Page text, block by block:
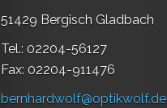
51429 Bergisch Gladbach
Tel.: 02204-56127
Fax: 02204-911476
bernhardwolf@optikwolf.de